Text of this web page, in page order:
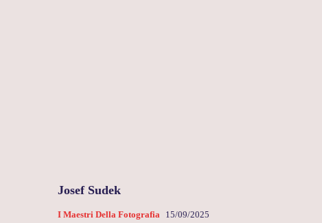
Josef Sudek
I Maestri Della Fotografia 15/09/2025